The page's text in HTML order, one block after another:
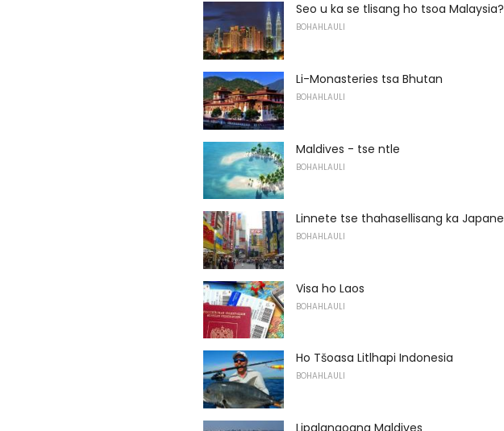
Seo u ka se tlisang ho tsoa Malaysia?
BOHAHLAULI
Li-Monasteries tsa Bhutan
BOHAHLAULI
Maldives - tse ntle
BOHAHLAULI
Linnete tse thahasellisang ka Japane
BOHAHLAULI
Visa ho Laos
BOHAHLAULI
Ho Tšoasa Litlhapi Indonesia
BOHAHLAULI